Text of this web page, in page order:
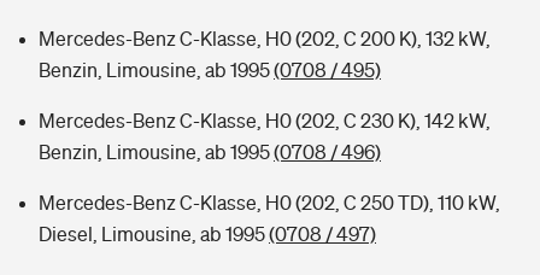
Mercedes-Benz C-Klasse, H0 (202, C 200 K), 132 kW,
Benzin, Limousine, ab 1995(0708 / 495)
Mercedes-Benz C-Klasse, H0 (202, C 230 K), 142 kW,
Benzin, Limousine, ab 1995(0708 / 496)
Mercedes-Benz C-Klasse, H0 (202, C 250 TD), 110 kW,
Diesel, Limousine, ab 1995(0708 / 497)